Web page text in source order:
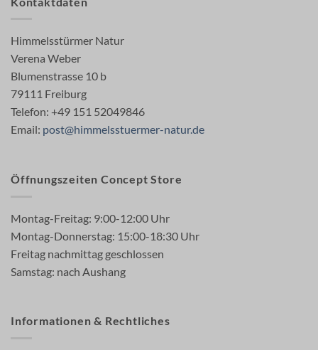
Himmelsstürmer Natur
Verena Weber
Blumenstrasse 10 b
79111 Freiburg
Telefon: +49 151 52049846
Email: post@himmelsstuermer-natur.de
Öffnungszeiten Concept Store
Montag-Freitag: 9:00-12:00 Uhr
Montag-Donnerstag: 15:00-18:30 Uhr
Freitag nachmittag geschlossen
Samstag: nach Aushang
Informationen & Rechtliches